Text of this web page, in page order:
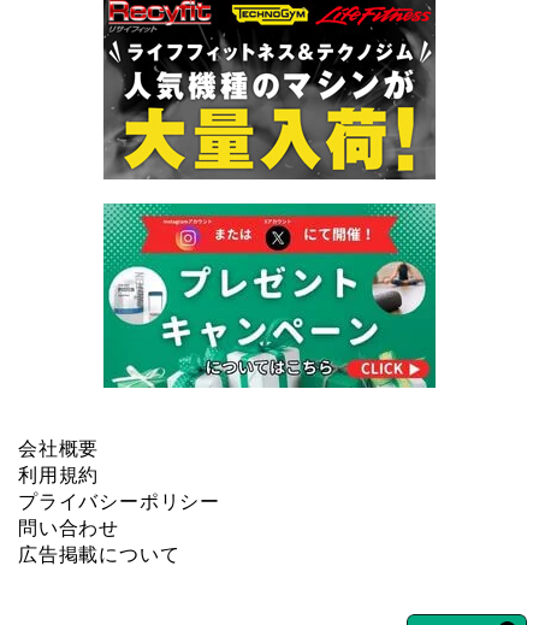
会社概要
利用規約
プライバシーポリシー
問い合わせ
広告掲載について